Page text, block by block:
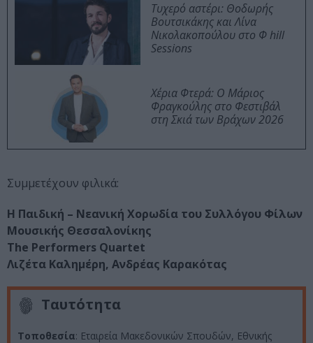
Τυχερό αστέρι: Θοδωρής
Βουτσικάκης και Λίνα
Νικολακοπούλου στο Φ hill
Sessions
Χέρια Φτερά: Ο Μάριος
Φραγκούλης στο Φεστιβάλ
στη Σκιά των Βράχων 2026
Συμμετέχουν φιλικά:
Η Παιδική – Νεανική Χορωδία του Συλλόγου Φίλων
Μουσικής Θεσσαλονίκης
The Performers Quartet
Λιζέτα Καλημέρη, Ανδρέας Καρακότας
Ταυτότητα
Τοποθεσία: Εταιρεία Μακεδονικών Σπουδών, Εθνικής